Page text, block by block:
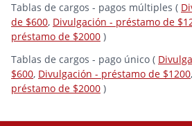
Tablas de cargos - pagos múltiples (
de $600, Divulgación - préstamo de
préstamo de $2000 )
Tablas de cargos - pago único (
$600, Divulgación - préstamo de $1200,
préstamo de $2000 )